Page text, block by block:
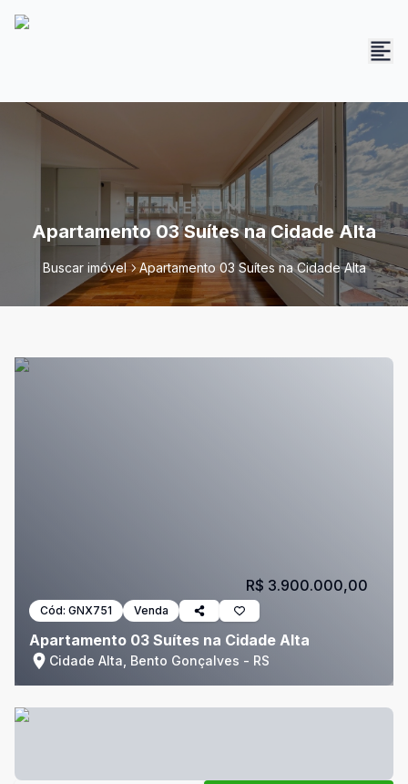
Apartamento 03 Suítes na Cidade Alta
Buscar imóvel Apartamento 03 Suítes na Cidade Alta
Cód: GNX751 Venda
Apartamento 03 Suítes na Cidade Alta
Cidade Alta, Bento Gonçalves - RS
R$ 3.900.000,00